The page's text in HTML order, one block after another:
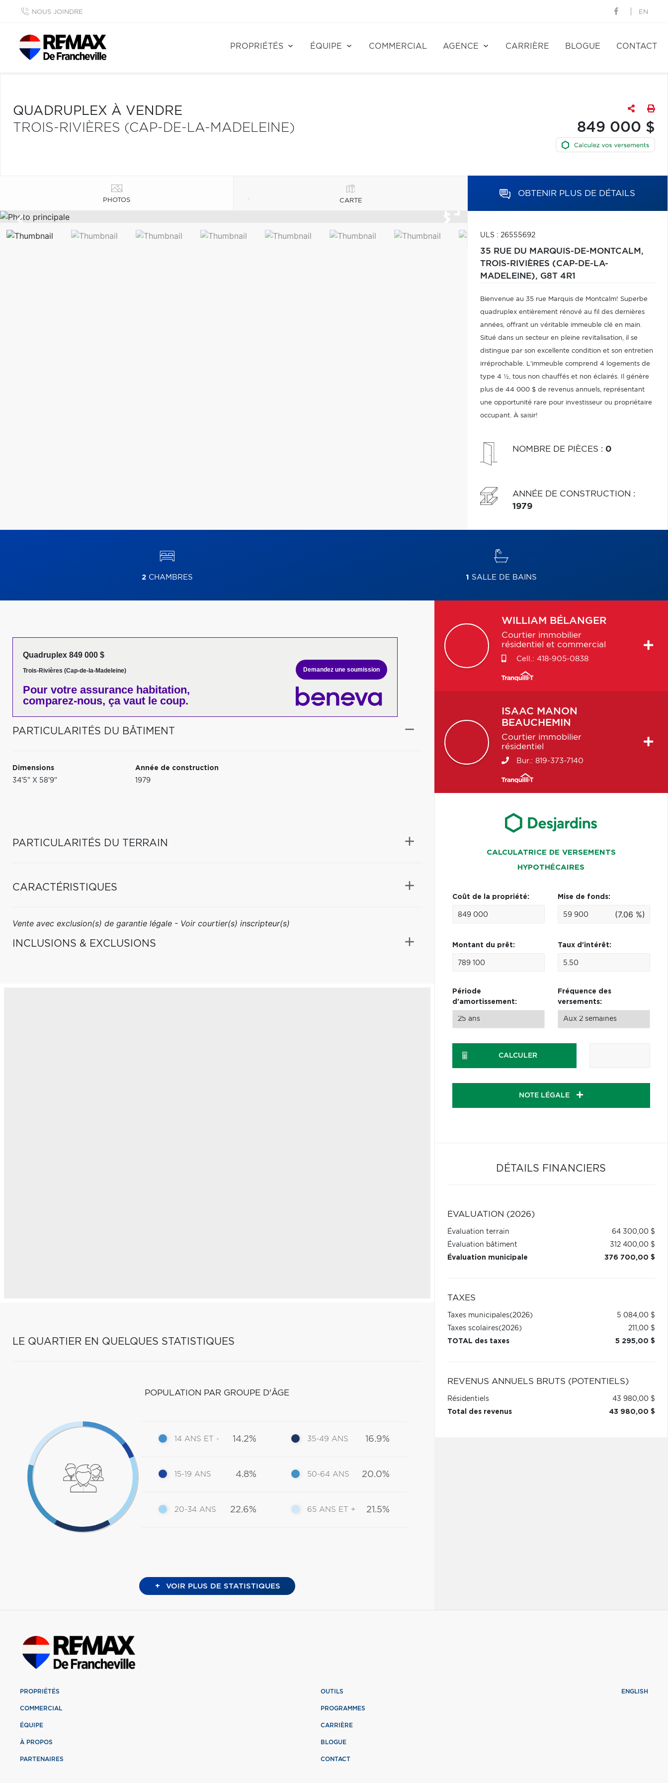
NOUS JOINDRE EN
PROPRIÉTÉS ÉQUIPE COMMERCIAL AGENCE CARRIÈRE BLOGUE CONTACT
QUADRUPLEX À VENDRE
TROIS-RIVIÈRES (CAP-DE-LA-MADELEINE)
849 000 $
PHOTOS CARTE
OBTENIR PLUS DE DÉTAILS
ULS : 26555692
35 RUE DU MARQUIS-DE-MONTCALM,
TROIS-RIVIÈRES (CAP-DE-LA-
MADELEINE), G8T 4R1
Bienvenue au 35 rue Marquis de Montcalm! Superbe
quadruplex entièrement rénové au fil des dernières
années, offrant un véritable immeuble clé en main.
Situé dans un secteur en pleine revitalisation, il se
distingue par son excellente condition et son entretien
irréprochable. L'immeuble comprend 4 logements de
type 4 ½, tous non chauffés et non éclairés. Il génère
plus de 44 000 $ de revenus annuels, représentant
une opportunité rare pour investisseur ou propriétaire
occupant. À saisir!
NOMBRE DE PIÈCES : 0
ANNÉE DE CONSTRUCTION :
1979
2CHAMBRES 1 SALLE DE BAINS
Quadruplex 849 000 $
Trois-Rivières (Cap-de-la-Madeleine)
Pour votre assurance habitation,
comparez-nous, ça vaut le coup.
Demandez une soumission
PARTICULARITÉS DU BÂTIMENT
Dimensions
34'5" X 58'9"
Année de construction
1979
PARTICULARITÉS DU TERRAIN
CARACTÉRISTIQUES
Vente avec exclusion(s) de garantie légale - Voir courtier(s) inscripteur(s)
INCLUSIONS & EXCLUSIONS
LE QUARTIER EN QUELQUES STATISTIQUES
POPULATION PAR GROUPE D'ÂGE
14 ANS ET - 14.2%
15-19 ANS 4.8%
20-34 ANS 22.6%
35-49 ANS 16.9%
50-64 ANS 20.0%
65 ANS ET + 21.5%
+ VOIR PLUS DE STATISTIQUES
WILLIAM BÉLANGER
Courtier immobilier
résidentiel et commercial
Cell.: 418-905-0838
ISAAC MANON
BEAUCHEMIN
Courtier immobilier
résidentiel
Bur.: 819-373-7140
CALCULATRICE DE VERSEMENTS
HYPOTHÉCAIRES
Coût de la propriété: Mise de fonds:
(7.06 %)
Montant du prêt: Taux d'intérêt:
Période
d'amortissement:
Fréquence des
versements:
CALCULER
NOTE LÉGALE
DÉTAILS FINANCIERS
ÉVALUATION (2026)
Évaluation terrain
64 300,00 $
Évaluation bâtiment
312 400,00 $
Évaluation municipale
376 700,00 $
TAXES
Taxes municipales(2026)
5 084,00 $
Taxes scolaires(2026)
211,00 $
TOTAL des taxes
5 295,00 $
REVENUS ANNUELS BRUTS (POTENTIELS)
Résidentiels
43 980,00 $
Total des revenus
43 980,00 $
PROPRIÉTÉS
COMMERCIAL
ÉQUIPE
À PROPOS
PARTENAIRES
OUTILS
PROGRAMMES
CARRIÈRE
BLOGUE
CONTACT
ENGLISH